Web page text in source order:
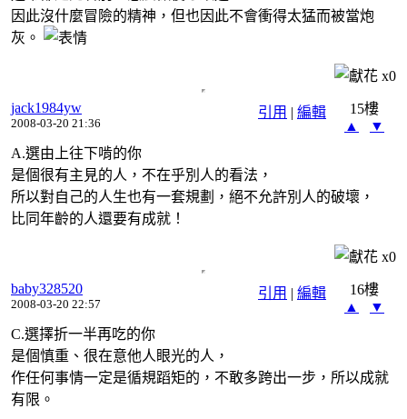
因此沒什麼冒險的精神，但也因此不會衝得太猛而被當炮
灰。
x0
引用 | 編輯
jack1984yw
2008-03-20 21:36
15樓
▲
▼
A.選由上往下啃的你
是個很有主見的人，不在乎別人的看法，
所以對自己的人生也有一套規劃，絕不允許別人的破壞，
比同年齡的人還要有成就！
x0
引用 | 編輯
baby328520
2008-03-20 22:57
16樓
▲
▼
C.選擇折一半再吃的你
是個慎重、很在意他人眼光的人，
作任何事情一定是循規蹈矩的，不敢多跨出一步，所以成就
有限。